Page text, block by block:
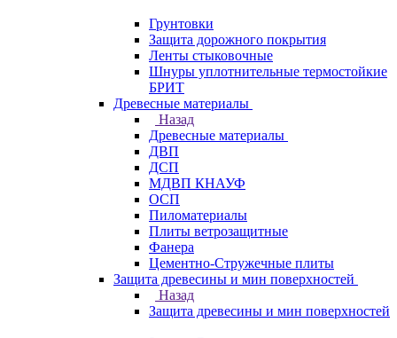
Грунтовки
Защита дорожного покрытия
Ленты стыковочные
Шнуры уплотнительные термостойкие
БРИТ
Древесные материалы
Назад
Древесные материалы
ДВП
ДСП
МДВП КНАУФ
ОСП
Пиломатериалы
Плиты ветрозащитные
Фанера
Цементно-Стружечные плиты
Защита древесины и мин поверхностей
Назад
Защита древесины и мин поверхностей